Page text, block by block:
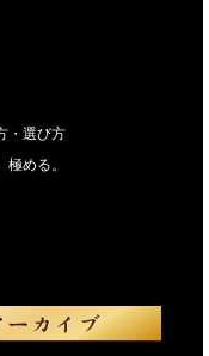
・選び方
極める。